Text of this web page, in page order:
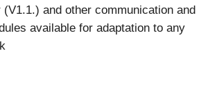
and other communication and
available for adaptation to any